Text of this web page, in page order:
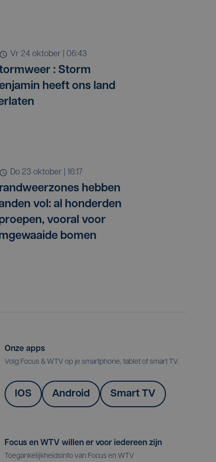
vr 24 oktober | 06:43
: Storm
heeft ons land
do 23 oktober | 16:17
hebben
vol: al honderden
vooral voor
bomen
Onze apps
Volg Focus & WTV op je smartphone, tablet of smart TV.
IOS Android Smart TV
Focus en WTV willen er voor iedereen zijn
Toegankelijkheidsinfo van Focus en WTV